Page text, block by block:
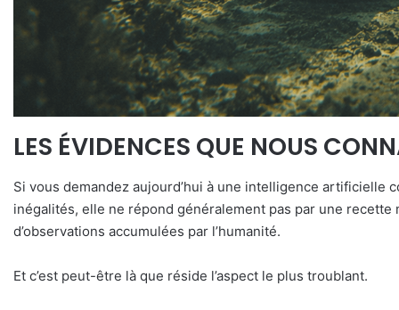
LES ÉVIDENCES QUE NOUS
Si vous demandez aujourd’hui à une intelligence artificielle
inégalités, elle ne répond généralement pas par une
d’observations accumulées par l’humanité.
Et c’est peut-être là que réside l’aspect le plus troublant.